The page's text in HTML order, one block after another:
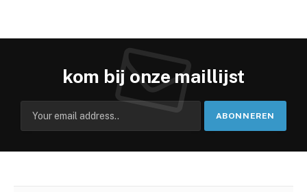
kom bij onze maillijst